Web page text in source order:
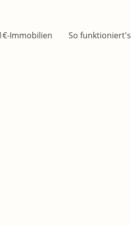
Immobilien So funktioniert's